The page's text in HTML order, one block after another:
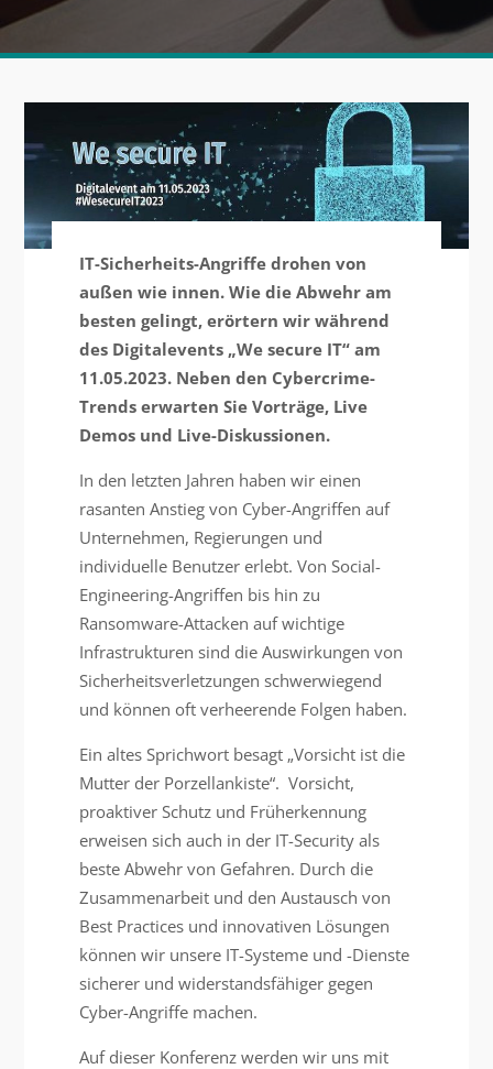
IT-Sicherheits-Angriffe drohen von
außen wie innen. Wie die Abwehr am
besten gelingt, erörtern wir während
des Digitalevents „We secure IT“ am
11.05.2023. Neben den Cybercrime-
Trends erwarten Sie Vorträge, Live
Demos und Live-Diskussionen.
In den letzten Jahren haben wir einen
rasanten Anstieg von Cyber-Angriffen auf
Unternehmen, Regierungen und
individuelle Benutzer erlebt. Von Social-
Engineering-Angriffen bis hin zu
Ransomware-Attacken auf wichtige
Infrastrukturen sind die Auswirkungen von
Sicherheitsverletzungen schwerwiegend
und können oft verheerende Folgen haben.
Ein altes Sprichwort besagt „Vorsicht ist die
Mutter der Porzellankiste“. Vorsicht,
proaktiver Schutz und Früherkennung
erweisen sich auch in der IT-Security als
beste Abwehr von Gefahren. Durch die
Zusammenarbeit und den Austausch von
Best Practices und innovativen Lösungen
können wir unsere IT-Systeme und -Dienste
sicherer und widerstandsfähiger gegen
Cyber-Angriffe machen.
Auf dieser Konferenz werden wir uns mit